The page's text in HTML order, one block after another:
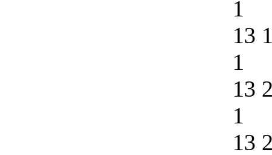
1
13
1
13
1
13